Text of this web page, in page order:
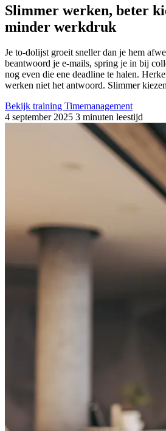
Slimmer werken, beter
minder werkdruk
Je to-dolijst groeit sneller dan je hem
beantwoord je e-mails, spring je in bij
nog even die ene deadline te halen.
werken niet het antwoord. Slimmer
Bekijk training Timemanagement
4 september 2025 3 minuten leestijd